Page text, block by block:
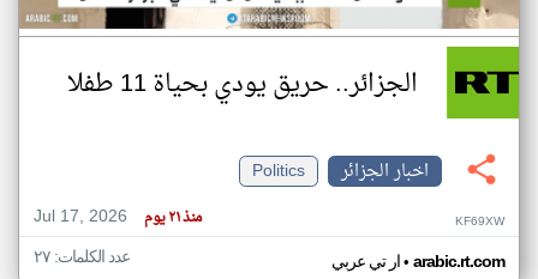
الجزائر.. حريق يودي بحياة 11 طفلا
اخبار الجزائر
Politics
Jul 17, 2026
منذ ٢١ يوم KF69XW
ار تي عربي• arabic.rt.com عدد الكلمات: ٢٧